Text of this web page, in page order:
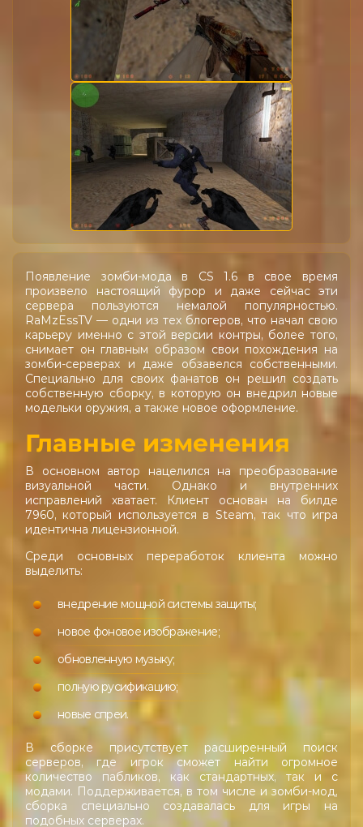
Появление зомби-мода в CS 1.6 в свое время
произвело настоящий фурор и даже сейчас эти
сервера пользуются немалой популярностью.
RaMzEssTV — одни из тех блогеров, что начал свою
карьеру именно с этой версии контры, более того,
снимает он главным образом свои похождения на
зомби-серверах и даже обзавелся собственными.
Специально для своих фанатов он решил создать
собственную сборку, в которую он внедрил новые
модельки оружия, а также новое оформление.
Главные изменения
В основном автор нацелился на преобразование
визуальной части. Однако и внутренних
исправлений хватает. Клиент основан на билде
7960, который используется в Steam, так что игра
идентична лицензионной.
Среди основных переработок клиента можно
выделить:
внедрение мощной системы защиты;
новое фоновое изображение;
обновленную музыку;
полную русификацию;
новые спреи.
В сборке присутствует расширенный поиск
серверов, где игрок сможет найти огромное
количество пабликов, как стандартных, так и с
модами. Поддерживается, в том числе и зомби-мод,
сборка специально создавалась для игры на
подобных серверах.